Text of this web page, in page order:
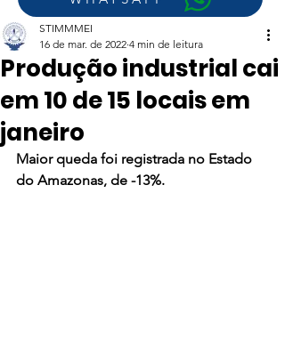
Produção industrial cai
em 10 de 15 locais em
janeiro
STIMMMEI
16 de mar. de 2022 4 min de leitura
Maior queda foi registrada no Estado
do Amazonas, de -13%.